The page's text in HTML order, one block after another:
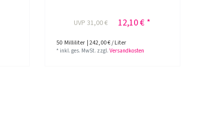
UVP 31,00 € 12,10 € *
50 Milliliter | 242,00 € / Liter
* inkl. ges. MwSt. zzgl.Versandkosten